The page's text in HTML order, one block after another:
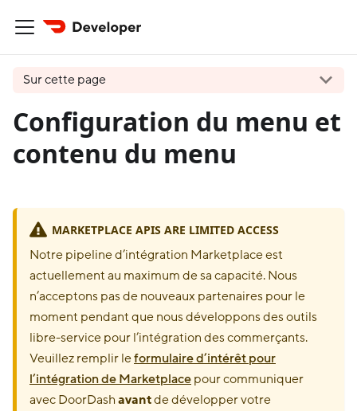
Sur cette page
Configuration du menu et
contenu du menu
MARKETPLACE APIS ARE LIMITED ACCESS
Notre pipeline d’intégration Marketplace est
actuellement au maximum de sa capacité. Nous
n’acceptons pas de nouveaux partenaires pour le
moment pendant que nous développons des outils
libre-service pour l’intégration des commerçants.
Veuillez remplir leformulaire d’intérêt pour
l’intégration de Marketplace pour communiquer
avec DoorDash avantde développer votre